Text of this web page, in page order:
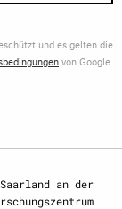
und es gelten die
von Google.
an der